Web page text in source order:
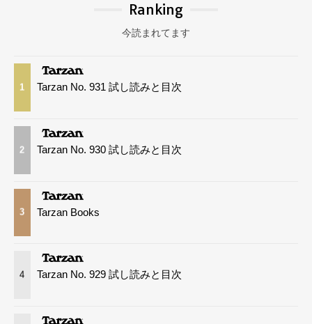
Ranking
今読まれてます
1 Tarzan No. 931 試し読みと目次
2 Tarzan No. 930 試し読みと目次
3 Tarzan Books
4 Tarzan No. 929 試し読みと目次